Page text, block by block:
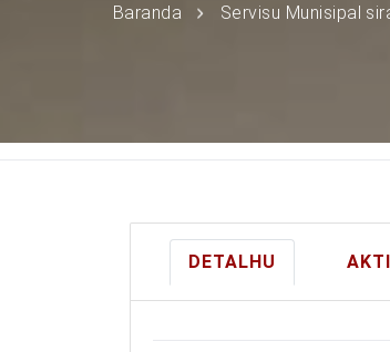
Baranda Servisu Munisipal
DETALHU